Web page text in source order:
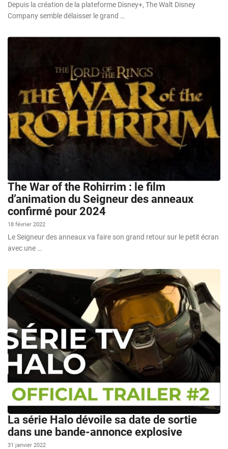
Depuis la création de la plateforme Disney+, The Walt Disney
Company semble délaisser le grand …
The War of the Rohirrim : le film
d’animation du Seigneur des anneaux
confirmé pour 2024
18 février 2022
Le Seigneur des anneaux va faire son grand retour sur le petit écran
avec une …
La série Halo dévoile sa date de sortie
dans une bande-annonce explosive
31 janvier 2022